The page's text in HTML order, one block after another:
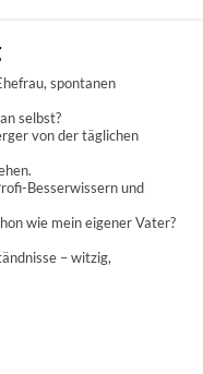
spontanen
selbst?
von der täglichen
Besserwissern und
wie mein eigener Vater?
– witzig,